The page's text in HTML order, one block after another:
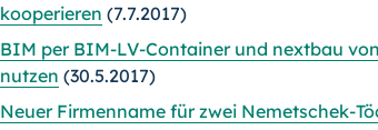
kooperieren (7.7.2017)
BIM per BIM-LV-Container und nextbau
nutzen (30.5.2017)
Neuer Firmenname für zwei Nemetschek-